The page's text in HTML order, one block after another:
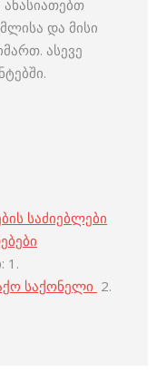
და მისი
ასევე
საძიებლები
1.
საქონელი 2.